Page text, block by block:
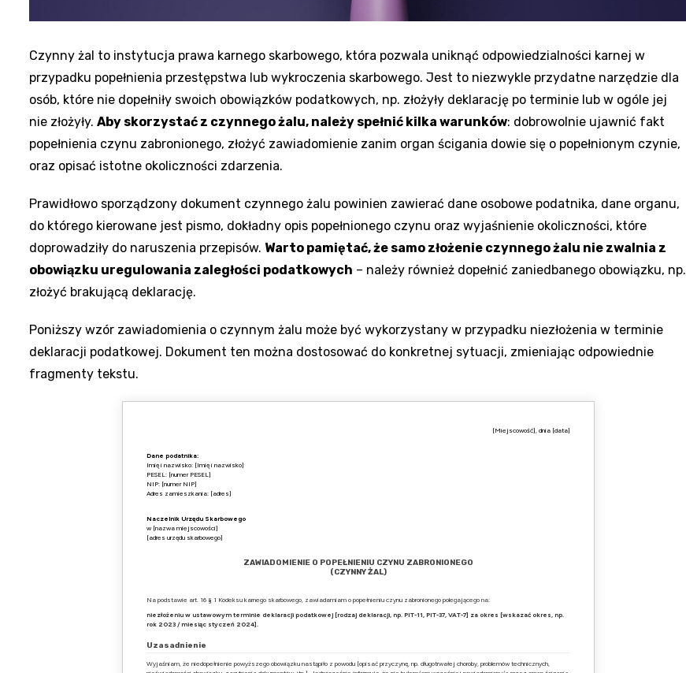
Czynny żal to instytucja prawa karnego skarbowego, która pozwala uniknąć odpowiedzialności karnej w
przypadku popełnienia przestępstwa lub wykroczenia skarbowego. Jest to niezwykle przydatne narzędzie dla
osób, które nie dopełniły swoich obowiązków podatkowych, np. złożyły deklarację po terminie lub w ogóle jej
nie złożyły. Aby skorzystać z czynnego żalu, należy spełnić kilka warunków: dobrowolnie ujawnić fakt
popełnienia czynu zabronionego, złożyć zawiadomienie zanim organ ścigania dowie się o popełnionym czynie,
oraz opisać istotne okoliczności zdarzenia.
Prawidłowo sporządzony dokument czynnego żalu powinien zawierać dane osobowe podatnika, dane organu,
do którego kierowane jest pismo, dokładny opis popełnionego czynu oraz wyjaśnienie okoliczności, które
doprowadziły do naruszenia przepisów. Warto pamiętać, że samo złożenie czynnego żalu nie zwalnia z
obowiązku uregulowania zaległości podatkowych – należy również dopełnić zaniedbanego obowiązku, np.
złożyć brakującą deklarację.
Poniższy wzór zawiadomienia o czynnym żalu może być wykorzystany w przypadku niezłożenia w terminie
deklaracji podatkowej. Dokument ten można dostosować do konkretnej sytuacji, zmieniając odpowiednie
fragmenty tekstu.
[Miejscowość], dnia [data]
Dane podatnika:
Imię i nazwisko: [Imię i nazwisko]
PESEL: [numer PESEL]
NIP: [numer NIP]
Adres zamieszkania: [adres]
Naczelnik Urzędu Skarbowego
w [nazwa miejscowości]
[adres urzędu skarbowego]
ZAWIADOMIENIE O POPEŁNIENIU CZYNU ZABRONIONEGO
(CZYNNY ŻAL)
Na podstawie art. 16 § 1 Kodeksu karnego skarbowego, zawiadamiam o popełnieniu czynu zabronionego polegającego na:
niezłożeniu w ustawowym terminie deklaracji podatkowej [rodzaj deklaracji, np. PIT-11, PIT-37, VAT-7] za okres [wskazać okres, np.
rok 2023 / miesiąc styczeń 2024].
Uzasadnienie
Wyjaśniam, że niedopełnienie powyższego obowiązku nastąpiło z powodu [opisać przyczynę, np. długotrwałej choroby, problemów technicznych,